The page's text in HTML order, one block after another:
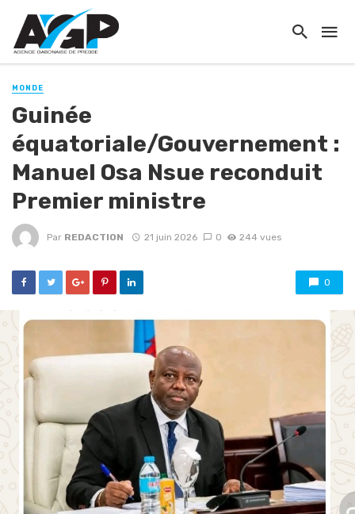
MONDE
Guinée
équatoriale/Gouvernement :
Manuel Osa Nsue reconduit
Premier ministre
Par REDACTION 21 juin 2026 0 244 vues
0